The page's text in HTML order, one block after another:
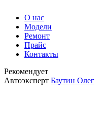
О нас
Модели
Ремонт
Прайс
Контакты
Рекомендует
Автоэксперт Баутин Олег